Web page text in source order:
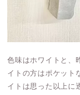
色味はホワイトと、
イトの方はポケット
イトは思った以上に